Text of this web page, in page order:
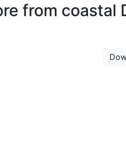
from coastal